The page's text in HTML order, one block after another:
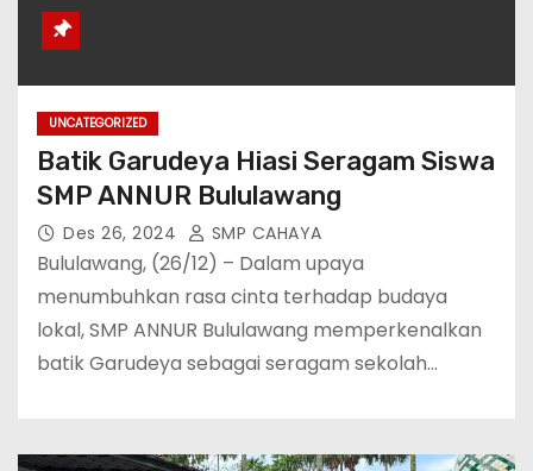
UNCATEGORIZED
Batik Garudeya Hiasi Seragam Siswa
SMP ANNUR Bululawang
Des 26, 2024 SMP CAHAYA
Bululawang, (26/12) – Dalam upaya
menumbuhkan rasa cinta terhadap budaya
lokal, SMP ANNUR Bululawang memperkenalkan
batik Garudeya sebagai seragam sekolah…